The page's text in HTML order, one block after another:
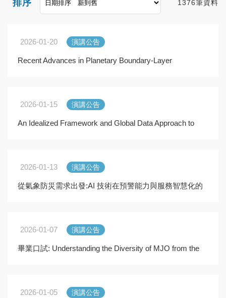
1376筆資料
排序
2026-01-20 演講公告
Recent Advances in Planetary Boundary-Layer
2026-01-15 演講公告
An Idealized Framework and Global Data Approach to
2026-01-13 演講公告
從氣象防災需求出發:AI 技術在預警能力與服務智慧化的
2026-01-07 演講公告
畢業口試: Understanding the Diversity of MJO from the
2026-01-05 演講公告